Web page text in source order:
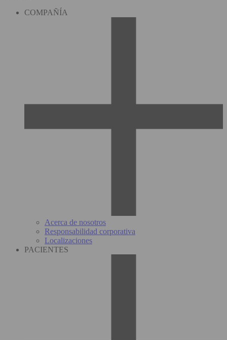
COMPAÑÍA
Acerca de nosotros
Responsabilidad corporativa
Localizaciones
PACIENTES